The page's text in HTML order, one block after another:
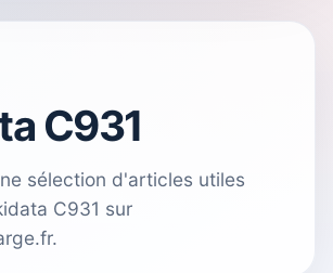
C931
sélection d'articles utiles
C931 sur